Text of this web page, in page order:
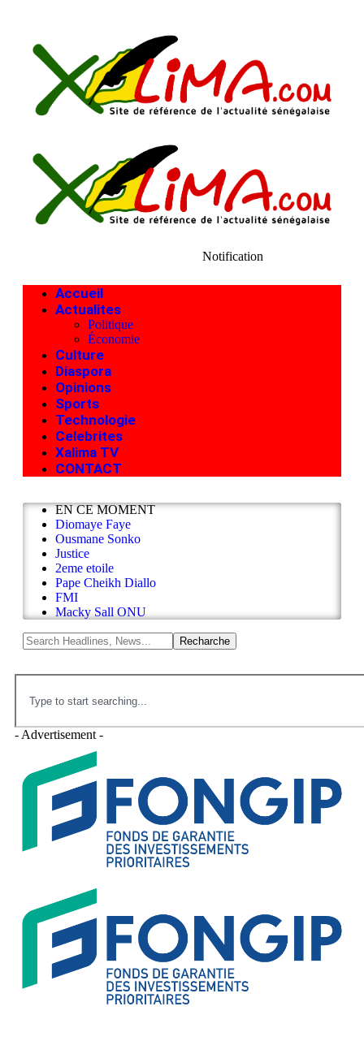
Notification
Accueil
Actualites
Politique
Économie
Culture
Diaspora
Opinions
Sports
Technologie
Celebrites
Xalima TV
CONTACT
EN CE MOMENT
Diomaye Faye
Ousmane Sonko
Justice
2eme etoile
Pape Cheikh Diallo
FMI
Macky Sall ONU
- Advertisement -